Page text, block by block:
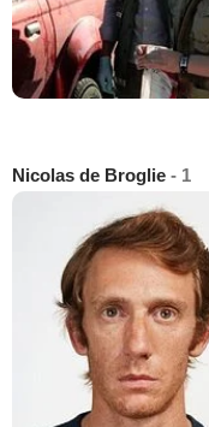
Nicolas de Broglie - 1